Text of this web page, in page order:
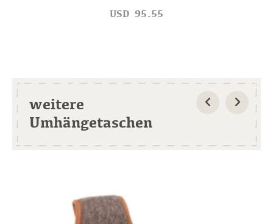
USD 95.55
weitere
Umhängetaschen